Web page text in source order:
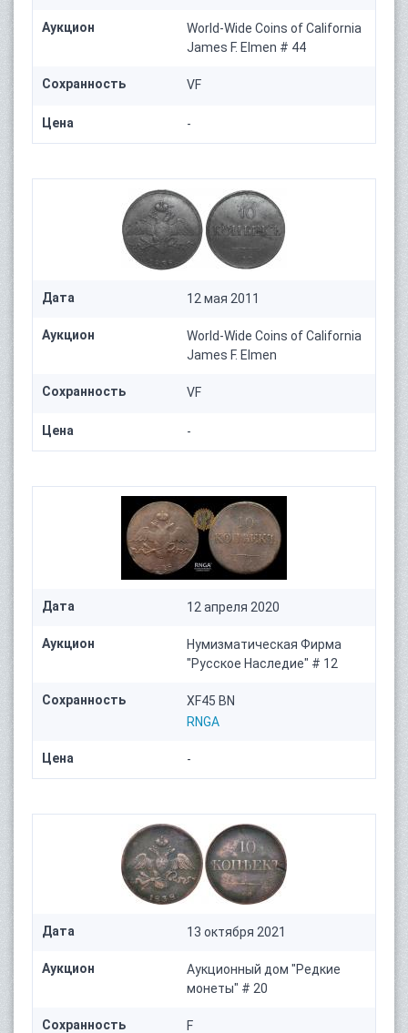
Аукцион
World-Wide Coins of California
James F. Elmen # 44
Сохранность VF
Цена -
Дата 12 мая 2011
Аукцион
World-Wide Coins of California
James F. Elmen
Сохранность VF
Цена -
Дата 12 апреля 2020
Аукцион
Нумизматическая Фирма
"Русское Наследие" # 12
Сохранность
XF45 BN
RNGA
Цена -
Дата 13 октября 2021
Аукцион
Аукционный дом "Редкие
монеты" # 20
Сохранность F